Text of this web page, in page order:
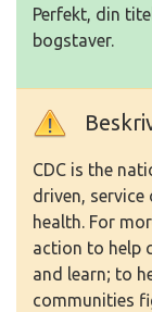
Perfekt, din
bogstaver.
CDC is the
driven,
health. For
action to help
and learn; to
communities